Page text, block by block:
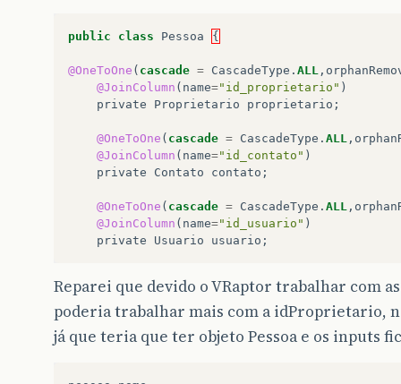
public class Pessoa {
@OneToOne ( cascade = CascadeType . ALL ,
@JoinColumn ( name="id_proprietario" )
private
Proprietario proprietario ;
@OneToOne ( cascade = CascadeType . ALL ,
@JoinColumn ( name="id_contato" )
private
Contato contato ;
@OneToOne ( cascade = CascadeType . ALL ,
@JoinColumn ( name="id_usuario" )
private
Usuario usuario ;
Reparei que devido o VRaptor trabalhar com as
poderia trabalhar mais com a idProprietario,
já que teria que ter objeto Pessoa e os inputs